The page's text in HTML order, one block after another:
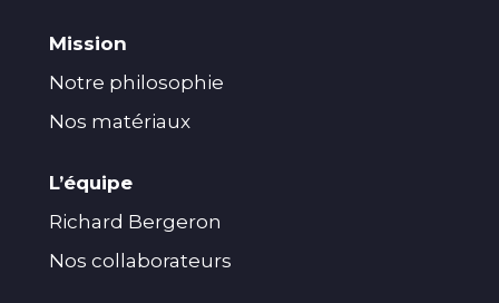
Mission
Notre philosophie
Nos matériaux
L’équipe
Richard Bergeron
Nos collaborateurs